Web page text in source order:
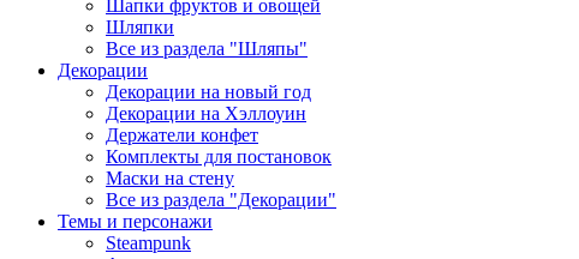
Шапки фруктов и овощей
Шляпки
Все из раздела "Шляпы"
Декорации
Декорации на новый год
Декорации на Хэллоуин
Держатели конфет
Комплекты для постановок
Маски на стену
Все из раздела "Декорации"
Темы и персонажи
Steampunk